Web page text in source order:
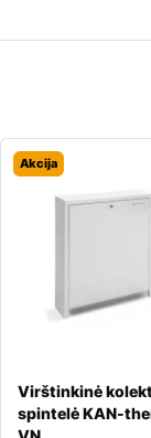
Akcija
Virštinkinė
spintelė KAN-